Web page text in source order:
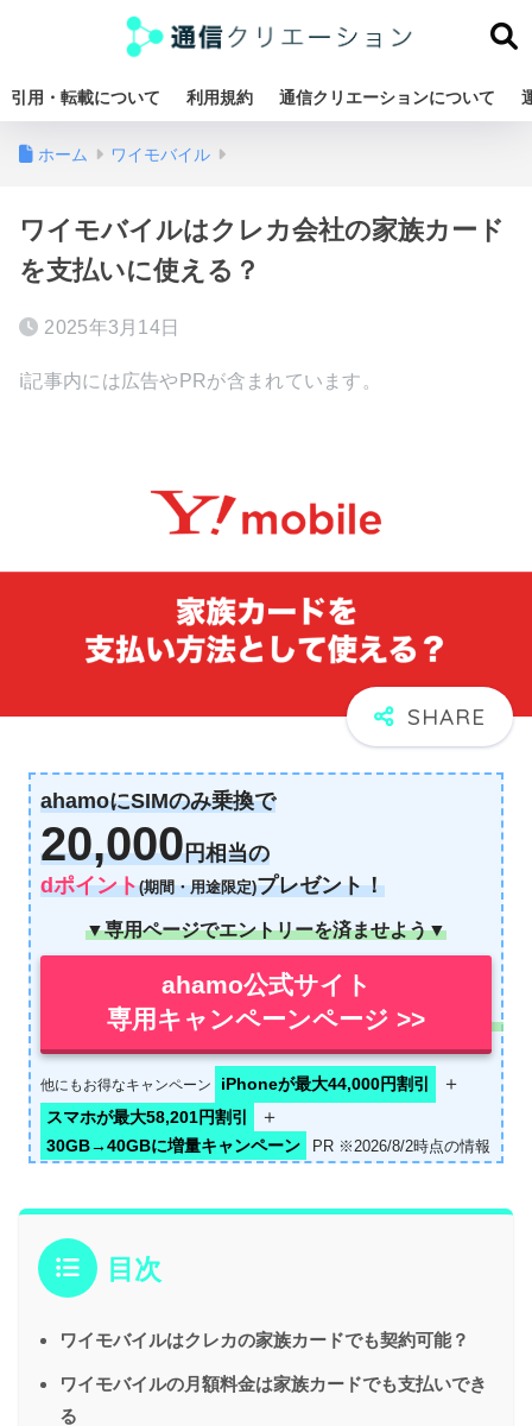
引用・転載について 利用規約 通信クリエーションについて
ホーム ワイモバイル
ワイモバイルはクレカ会社の家族カード
を支払いに使える？
2025年3月14日
ℹ︎記事内には広告やPRが含まれています。
ahamoにSIMのみ乗換で
20,000円相当の
dポイント(期間・用途限定)プレゼント！
▼専用ページでエントリーを済ませよう▼
ahamo公式サイト
専用キャンペーンページ >>
他にもお得なキャンペーン iPhoneが最大44,000円割引 ＋
スマホが最大58,201円割引 ＋
30GB→40GBに増量キャンペーン PR ※2026/8/2時点の情報
目次
ワイモバイルはクレカの家族カードでも契約可能？
ワイモバイルの月額料金は家族カードでも支払いでき
る